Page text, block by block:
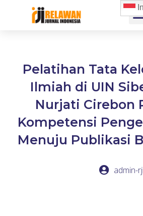
Pelatihan Tata
Ilmiah di UIN
Nurjati Cirebon
Kompetensi
Menuju Publikasi
admin-